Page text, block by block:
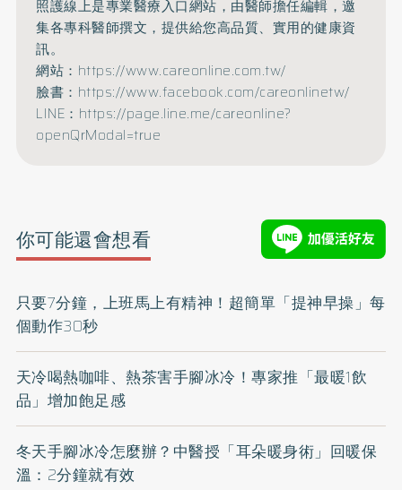
照護線上是專業醫療入口網站，由醫師擔任編輯，邀
集各專科醫師撰文，提供給您高品質、實用的健康資
訊。
網站：https://www.careonline.com.tw/
臉書：https://www.facebook.com/careonlinetw/
LINE：https://page.line.me/careonline?
openQrModal=true
你可能還會想看
只要7分鐘，上班馬上有精神！超簡單「提神早操」每
個動作30秒
天冷喝熱咖啡、熱茶害手腳冰冷！專家推「最暖1飲
品」增加飽足感
冬天手腳冰冷怎麼辦？中醫授「耳朵暖身術」回暖保
溫：2分鐘就有效